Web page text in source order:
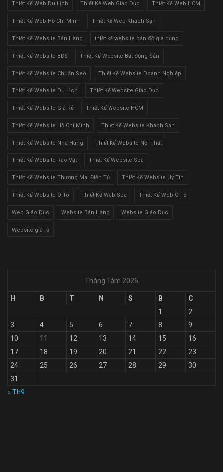
Thiết Kế Web Du Lịch Thiết Kế Web Giáo Dục Thiết Kế Web HCM
Thiết Kế Web Hồ Chí Minh Thiết Kế Web Khách Sạn
Thiết Kế Website Bán Hàng thiết kế website bán đồ gia dụng
Thiết Kế Website BĐS Thiết Kế Website Bất Động Sản
Thiết Kế Website Chuẩn Seo Thiết Kế Website Doanh Nghiệp
Thiết Kế Website Du Lịch Thiết Kế Website Giáo Dục
Thiết Kế Website Giá Rẻ Thiết Kế Website HCM
Thiết Kế Website Hồ Chí Minh Thiết Kế Website Khách Sạn
Thiết Kế Website Nhà Hàng Thiết Kế Website Nội Thất
Thiết Kế Website Rao Vặt Thiết Kế Website Spa
Thiết Kế Website Thương Mại Điện Tử Thiết Kế Website Uy Tín
Thiết Kế Website Ô Tô Thiết Kế Web Spa Thiết Kế Web Ô Tô
Web Giáo Dục Website Bán Hàng Website Giáo Dục
Website giá rẻ
Tháng Tám 2026
H B T N S B
C
1
2
3
4 5 6 7 8
9
10
11 12 13 14 15
16
17
18 19 20 21 22
23
24
25 26 27 28 29
30
31
« Th9